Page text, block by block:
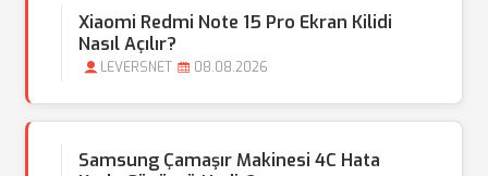
Xiaomi Redmi Note 15 Pro Ekran Kilidi
Nasıl Açılır?
LEVERSNET 08.08.2026
Samsung Çamaşır Makinesi 4C Hata